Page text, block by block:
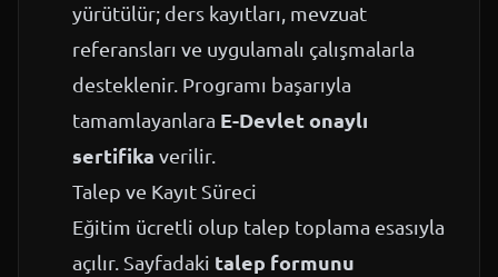
yürütülür; ders kayıtları, mevzuat
referansları ve uygulamalı çalışmalarla
desteklenir. Programı başarıyla
tamamlayanlara E-Devlet onaylı
sertifika verilir.
Talep ve Kayıt Süreci
Eğitim ücretli olup talep toplama esasıyla
açılır. Sayfadaki talep formunu